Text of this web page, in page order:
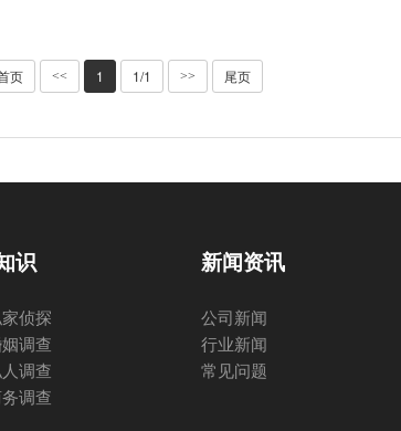
页 << 1 1/1 >> 尾页
识
侦探
调查
调查
调查
新闻资讯
公司新闻
行业新闻
常见问题